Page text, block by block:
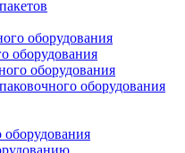
оборудования
оборудования
оборудования
оборудования